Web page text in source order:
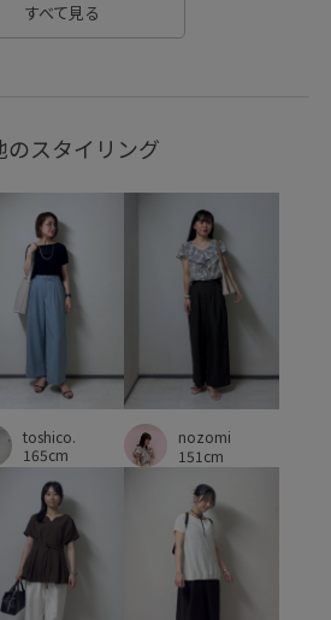
ー素材 カーディガン
シボ感 シャツ
プル ジャケット スカート
アネック ストラップ
クス セットアップ
ソックス
ナイロン ナチュラル
フパンツ バランスが取りやすい
ブラウス プレーティング
ベーシックカラー ポーチ
感 ロングスカート ローファー
すべて見る
スタイリング
toshico.
165cm
nozomi
151cm